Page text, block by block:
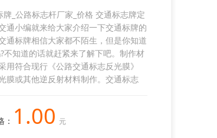
_公路标志杆厂家_价格 交通标志牌定
通小编就来给大家介绍一下交通标牌的
通标牌相信大家都不陌生，但是你知道
不知道的话就赶紧来了解下吧。制作材
用符合现行《公路交通标志反光膜》
膜或其他逆反射材料制作。交通标志
： 1.00 元